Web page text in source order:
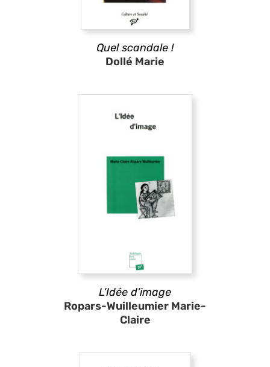
Quel scandale !
Dollé Marie
L’Idée d’image
Ropars-Wuilleumier Marie-
Claire